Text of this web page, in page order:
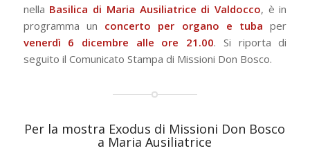
nella Basilica di Maria Ausiliatrice di Valdocco, è in
programma un concerto per organo e tuba per
venerdì 6 dicembre alle ore 21.00. Si riporta di
seguito il Comunicato Stampa di Missioni Don Bosco.
Per la mostra Exodus di Missioni Don Bosco
a Maria Ausiliatrice